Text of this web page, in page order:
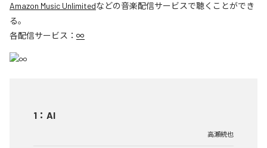
Amazon Music Unlimitedなどの音楽配信サービスで聴くことができ
る。
各配信サービス： ∞
1 ： AI
高瀬統也